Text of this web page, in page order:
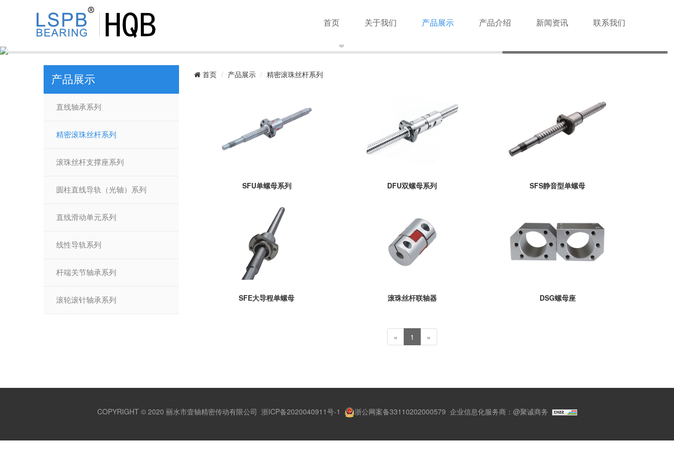
首页 关于我们 产品展示 产品介绍 新闻资讯 联系我们
产品展示
直线轴承系列
精密滚珠丝杆系列
滚珠丝杆支撑座系列
圆柱直线导轨（光轴）系列
直线滑动单元系列
线性导轨系列
杆端关节轴承系列
滚轮滚针轴承系列
首页 产品展示 精密滚珠丝杆系列
SFU单螺母系列 DFU双螺母系列 SFS静音型单螺母
SFE大导程单螺母 滚珠丝杆联轴器 DSG螺母座
« 1 »
COPYRIGHT © 2020 丽水市壹轴精密传动有限公司 浙ICP备2020040911号-1 浙公网案备33110202000579 企业信息化服务商： @聚诚商务